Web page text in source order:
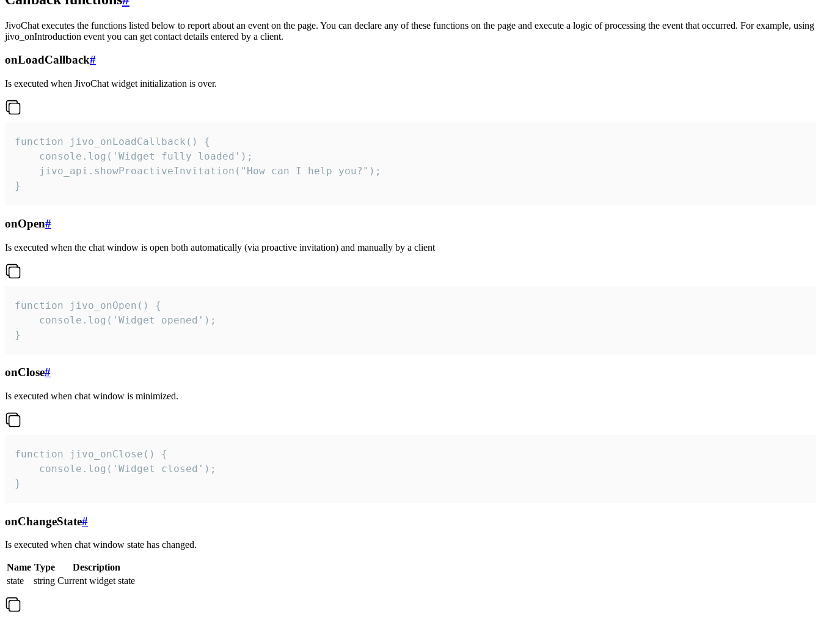
JivoChat executes the functions listed below to report about an event on the page. You can declare any of these functions on the page and execute a logic of processing the event that occurred. For example, using
jivo_onIntroduction event you can get contact details entered by a client.
onLoadCallback#
Is executed when JivoChat widget initialization is over.
function jivo_onLoadCallback() {
    console.log('Widget fully loaded');
    jivo_api.showProactiveInvitation("How can I help you?");
}
onOpen#
Is executed when the chat window is open both automatically (via proactive invitation) and manually by a client
function jivo_onOpen() {
    console.log('Widget opened');
}
onClose#
Is executed when chat window is minimized.
function jivo_onClose() {
    console.log('Widget closed');
}
onChangeState#
Is executed when chat window state has changed.
Name Type
Description
state
string Current widget state